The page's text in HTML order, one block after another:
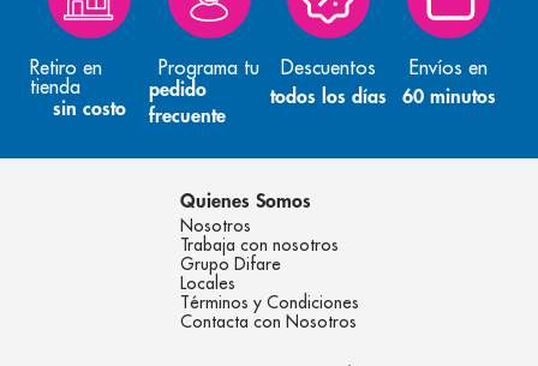
Retiro en
tienda
sin costo
Programa tu
pedido
frecuente
Descuentos
todos los días
Envíos en
60 minutos
Quienes Somos
Nosotros
Trabaja con nosotros
Grupo Difare
Locales
Términos y Condiciones
Contacta con Nosotros